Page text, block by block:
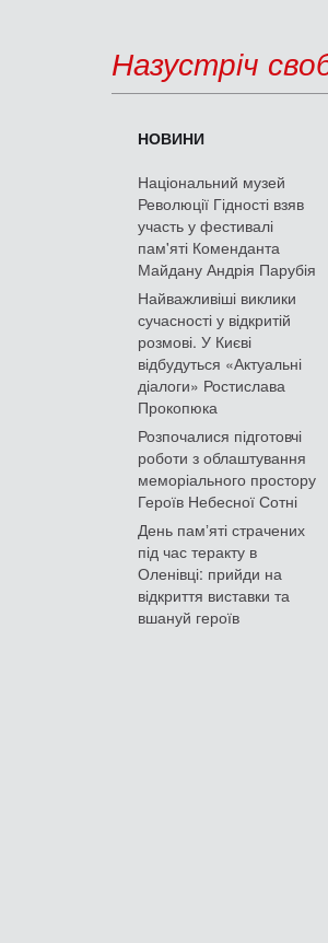
Назустріч
НОВИНИ
Національний музей
Революції Гідності взяв
участь у фестивалі
пам'яті Коменданта
Майдану Андрія Парубія
Найважливіші виклики
сучасності у відкритій
розмові. У Києві
відбудуться «Актуальні
діалоги» Ростислава
Прокопюка
Розпочалися підготовчі
роботи з облаштування
меморіального простору
Героїв Небесної Сотні
День памʼяті страчених
під час теракту в
Оленівці: прийди на
відкриття виставки та
вшануй героїв